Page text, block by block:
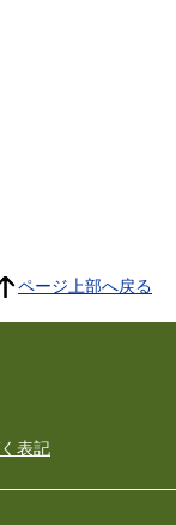
ページ上部へ戻る
表記